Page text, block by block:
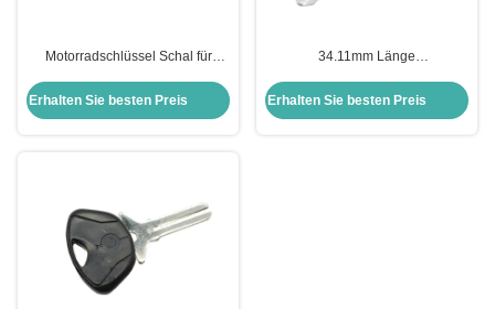
Motorradschlüssel Schal für
Schlüssel für US H-arley
Motorrad
Erhalten Sie besten Preis
34.11mm Länge
Harley-Davidson Keyblade
Erhalten Sie besten Preis